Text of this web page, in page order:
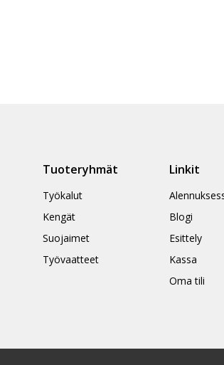
Tuoteryhmät
Työkalut
Kengät
Suojaimet
Työvaatteet
Linkit
Blogi
Esittely
Kassa
Oma tili